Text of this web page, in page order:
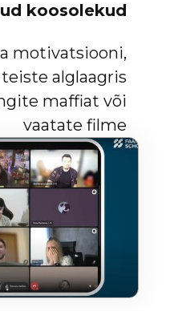
koosolekud
motivatsiooni,
alglaagris
maffiat või
vaatate filme